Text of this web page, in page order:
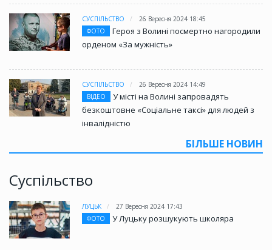
СУСПІЛЬСТВО
26 Вересня 2024 18:45
ФОТО
Героя з Волині посмертно нагородили
орденом «За мужність»
СУСПІЛЬСТВО
26 Вересня 2024 14:49
ВІДЕО
У місті на Волині запровадять
безкоштовне «Соціальне таксі» для людей з
інвалідністю
БІЛЬШЕ НОВИН
Суспільство
ЛУЦЬК
27 Вересня 2024 17:43
ФОТО
У Луцьку розшукують школяра